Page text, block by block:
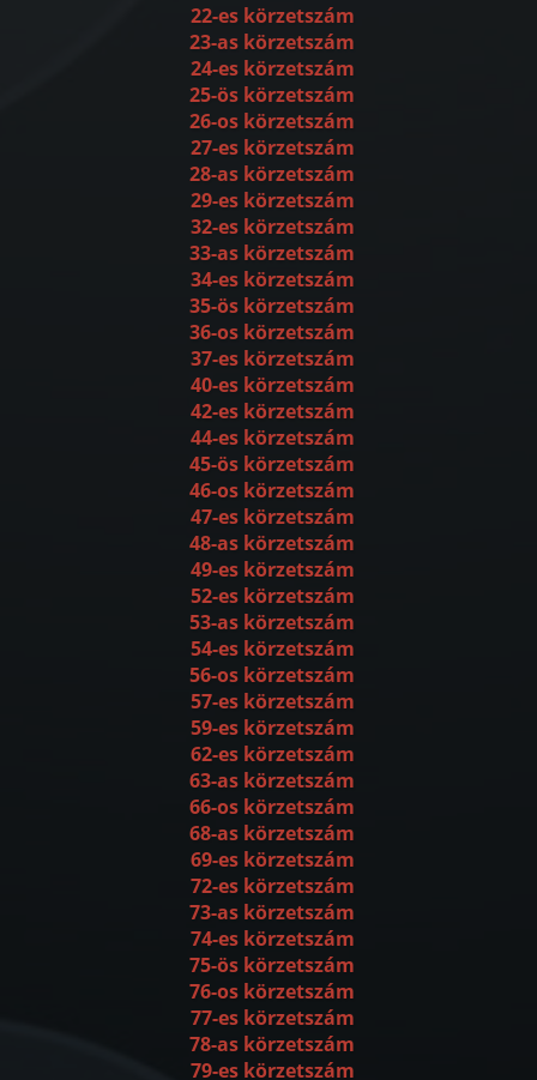
22-es körzetszám
23-as körzetszám
24-es körzetszám
25-ös körzetszám
26-os körzetszám
27-es körzetszám
28-as körzetszám
29-es körzetszám
32-es körzetszám
33-as körzetszám
34-es körzetszám
35-ös körzetszám
36-os körzetszám
37-es körzetszám
40-es körzetszám
42-es körzetszám
44-es körzetszám
45-ös körzetszám
46-os körzetszám
47-es körzetszám
48-as körzetszám
49-es körzetszám
52-es körzetszám
53-as körzetszám
54-es körzetszám
56-os körzetszám
57-es körzetszám
59-es körzetszám
62-es körzetszám
63-as körzetszám
66-os körzetszám
68-as körzetszám
69-es körzetszám
72-es körzetszám
73-as körzetszám
74-es körzetszám
75-ös körzetszám
76-os körzetszám
77-es körzetszám
78-as körzetszám
79-es körzetszám